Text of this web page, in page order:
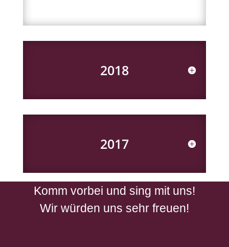
2018
2017
Komm vorbei und sing mit uns!
Wir würden uns sehr freuen!